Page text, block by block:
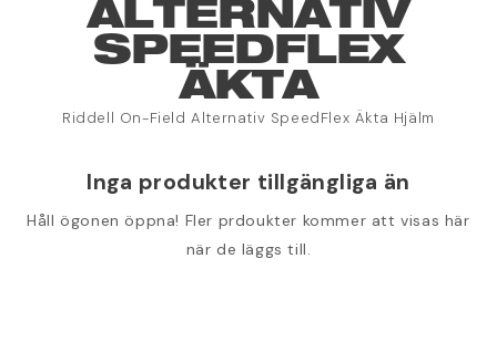
ALTERNATIV
SPEEDFLEX
ÄKTA
Riddell On-Field Alternativ SpeedFlex Äkta Hjälm
Inga produkter tillgängliga än
Håll ögonen öppna! Fler prdoukter kommer att visas här
när de läggs till.